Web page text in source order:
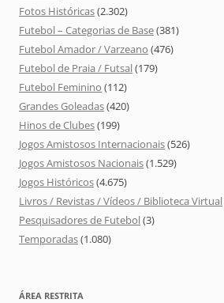
Fotos Históricas(2.302)
Futebol – Categorias de Base(381)
Futebol Amador / Varzeano (476)
Futebol de Praia / Futsal(179)
Futebol Feminino (112)
Grandes Goleadas(420)
Hinos de Clubes(199)
Jogos Amistosos Internacionais(526)
Jogos Amistosos Nacionais(1.529)
Jogos Históricos(4.675)
Livros / Revistas / Vídeos / Biblioteca Virtual
Pesquisadores de Futebol(3)
Temporadas(1.080)
ÁREA RESTRITA